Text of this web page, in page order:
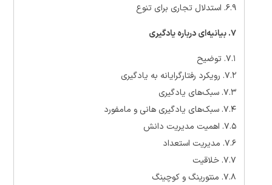
۶.۹. استدلال تجاری برای تنوع
۷. بیانیه‌ای درباره یادگیری
۷.۱. توضیح
۷.۲. رویکرد رفتارگرایانه به یادگیری
۷.۳. سبک‌های یادگیری
۷.۴. سبک‌های یادگیری هانی و مامفورد
۷.۵. اهمیت مدیریت دانش
۷.۶. مدیریت استعداد
۷.۷. خلاقیت
۷.۸. منتورینگ و کوچینگ